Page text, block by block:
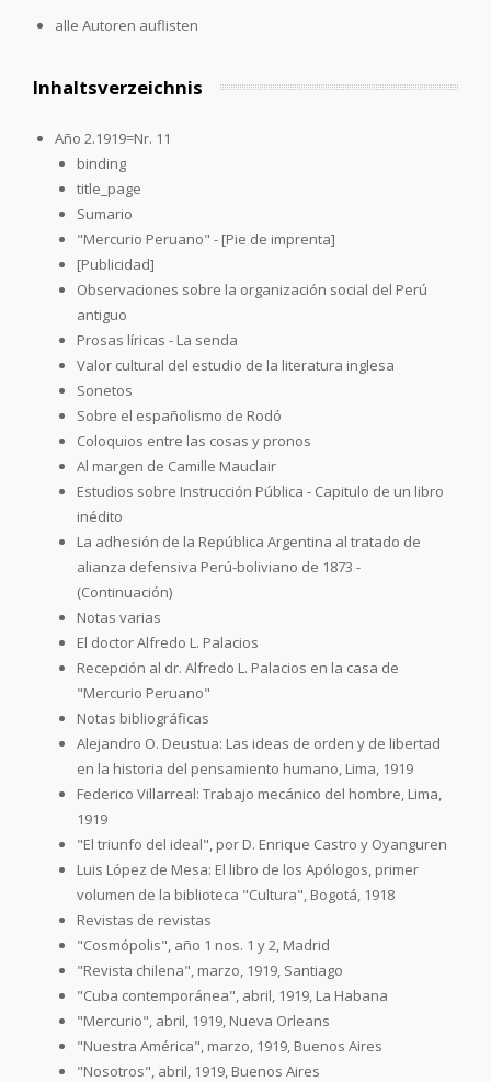
alle Autoren auflisten
Inhaltsverzeichnis
Año 2.1919=Nr. 11
binding
title_page
Sumario
"Mercurio Peruano" - [Pie de imprenta]
[Publicidad]
Observaciones sobre la organización social del Perú
antiguo
Prosas líricas - La senda
Valor cultural del estudio de la literatura inglesa
Sonetos
Sobre el españolismo de Rodó
Coloquios entre las cosas y pronos
Al margen de Camille Mauclair
Estudios sobre Instrucción Pública - Capitulo de un libro
inédito
La adhesión de la República Argentina al tratado de
alianza defensiva Perú-boliviano de 1873 -
(Continuación)
Notas varias
El doctor Alfredo L. Palacios
Recepción al dr. Alfredo L. Palacios en la casa de
"Mercurio Peruano"
Notas bibliográficas
Alejandro O. Deustua: Las ideas de orden y de libertad
en la historia del pensamiento humano, Lima, 1919
Federico Villarreal: Trabajo mecánico del hombre, Lima,
1919
"El triunfo del ideal", por D. Enrique Castro y Oyanguren
Luis López de Mesa: El libro de los Apólogos, primer
volumen de la biblioteca "Cultura", Bogotá, 1918
Revistas de revistas
"Cosmópolis", año 1 nos. 1 y 2, Madrid
"Revista chilena", marzo, 1919, Santiago
"Cuba contemporánea", abril, 1919, La Habana
"Mercurio", abril, 1919, Nueva Orleans
"Nuestra América", marzo, 1919, Buenos Aires
"Nosotros", abril, 1919, Buenos Aires